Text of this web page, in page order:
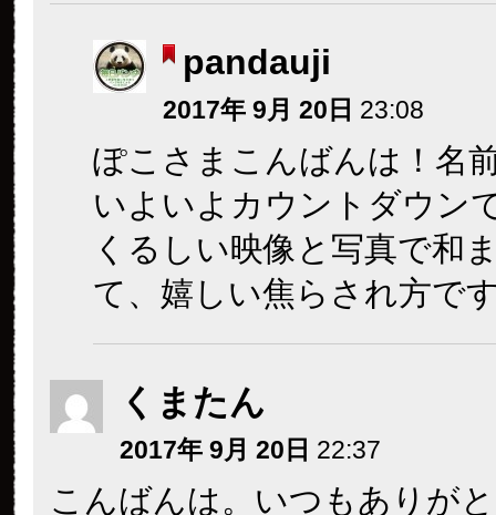
pandauji
2017年 9月 20日 23:08
ぽこさまこんばんは！名
いよいよカウントダウン
くるしい映像と写真で和
て、嬉しい焦らされ方で
くまたん
2017年 9月 20日 22:37
こんばんは。いつもありが